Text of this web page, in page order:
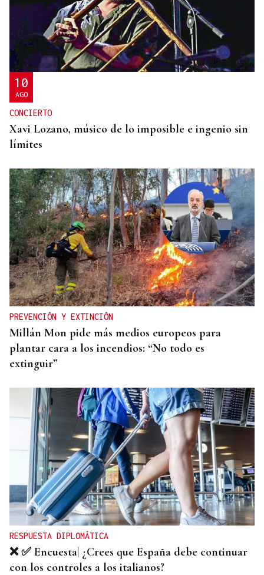
NO SE DESCARTAN MENORES DE EDAD
Ceuta investiga seis presuntas agresiones sexuales
a migrantes tras la entrada masiva
10
AGO
CONCIERTO
Xavi Lozano, músico de lo imposible e ingenio sin
límites
PREVENCIÓN Y EXTINCIÓN
Millán Mon pide más medios europeos para
plantar cara a los incendios: “No todo es
extinguir”
RESPUESTA DIPLOMÁTICA
❌ ✅ Encuesta| ¿Crees que España debe continuar
con los controles a los italianos?